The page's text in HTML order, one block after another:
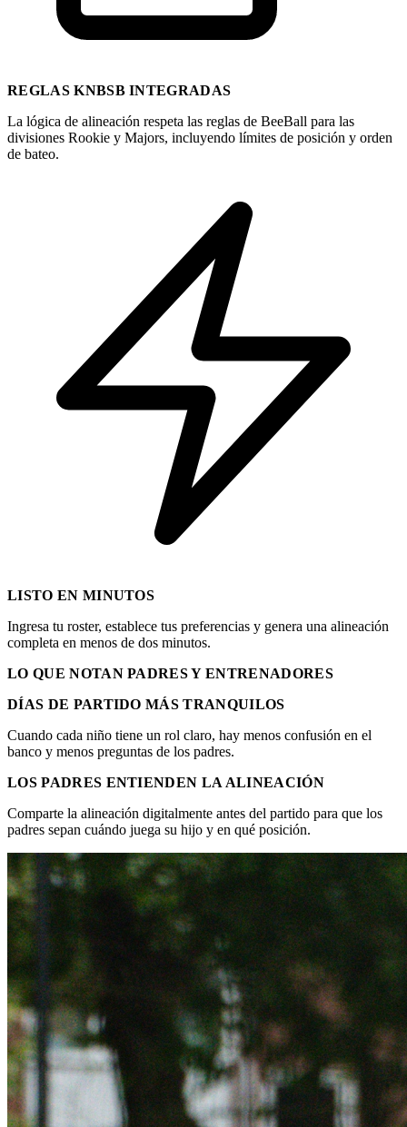
REGLAS KNBSB INTEGRADAS
La lógica de alineación respeta las reglas de BeeBall para las
divisiones Rookie y Majors, incluyendo límites de posición y orden
de bateo.
LISTO EN MINUTOS
Ingresa tu roster, establece tus preferencias y genera una alineación
completa en menos de dos minutos.
LO QUE NOTAN PADRES Y ENTRENADORES
DÍAS DE PARTIDO MÁS TRANQUILOS
Cuando cada niño tiene un rol claro, hay menos confusión en el
banco y menos preguntas de los padres.
LOS PADRES ENTIENDEN LA ALINEACIÓN
Comparte la alineación digitalmente antes del partido para que los
padres sepan cuándo juega su hijo y en qué posición.